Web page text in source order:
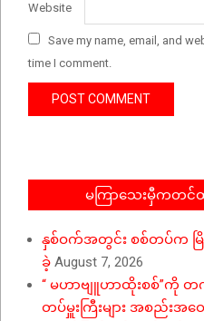
Website
Save my name, email, and
time I comment.
မကြာသေးမှီကတင်
နှစ်ဝက်အတွင်း စစ်တပ်က မ
ခဲ့ August 7, 2026
“ မဟာဗျူဟာထိုးစစ်”ကို
တပ်မှူးကြီးများ အစည်းအဝ